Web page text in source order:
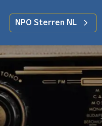
NPO Sterren NL